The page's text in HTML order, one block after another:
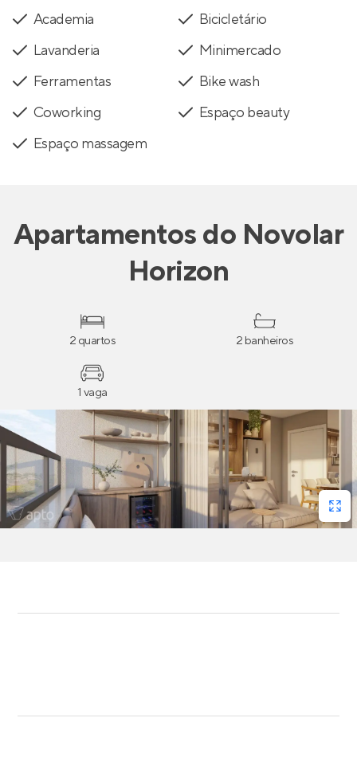
Academia
Bicicletário
Lavanderia
Minimercado
Ferramentas
Bike wash
Coworking
Espaço beauty
Espaço massagem
Apartamentosdo Novolar
Horizon
2 quartos 2 banheiros
1 vaga